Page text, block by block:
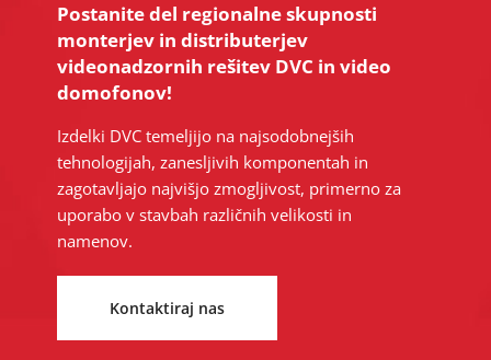
Postanite del regionalne skupnosti
monterjev in distributerjev
videonadzornih rešitev DVC in video
domofonov!
Izdelki DVC temeljijo na najsodobnejših
tehnologijah, zanesljivih komponentah in
zagotavljajo najvišjo zmogljivost, primerno za
uporabo v stavbah različnih velikosti in
namenov.
Kontaktiraj nas